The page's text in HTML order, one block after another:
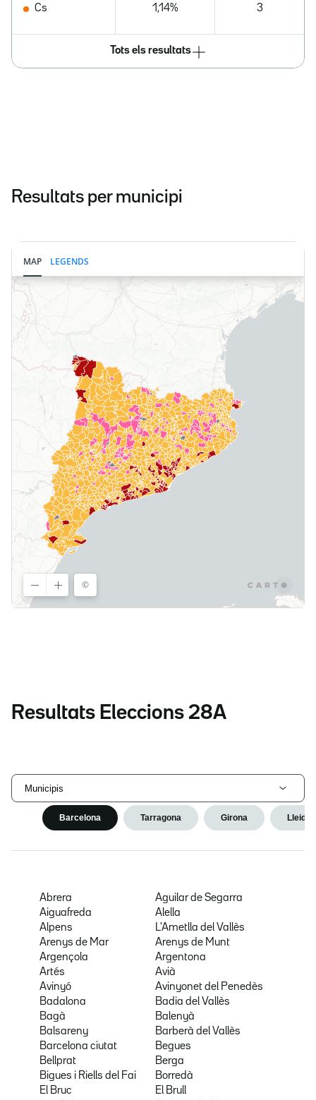
Cs 1,14% 3
Tots els resultats
Resultats per municipi
Resultats Eleccions 28A
Municipis
Barcelona Tarragona Girona Lleida
Abrera
Aguilar de Segarra
Aiguafreda
Alella
Alpens
L'Ametlla del Vallès
Arenys de Mar
Arenys de Munt
Argençola
Argentona
Artés
Avià
Avinyó
Avinyonet del Penedès
Badalona
Badia del Vallès
Bagà
Balenyà
Balsareny
Barberà del Vallès
Barcelona ciutat
Begues
Bellprat
Berga
Bigues i Riells del Fai
Borredà
El Bruc
El Brull